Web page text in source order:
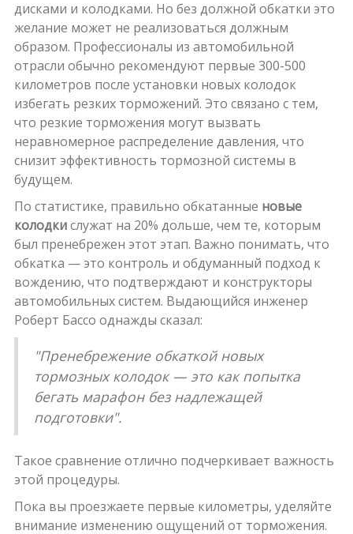
дисками и колодками. Но без должной обкатки это
желание может не реализоваться должным
образом. Профессионалы из автомобильной
отрасли обычно рекомендуют первые 300-500
километров после установки новых колодок
избегать резких торможений. Это связано с тем,
что резкие торможения могут вызвать
неравномерное распределение давления, что
снизит эффективность тормозной системы в
будущем.
По статистике, правильно обкатанные новые
колодкислужат на 20% дольше, чем те, которым
был пренебрежен этот этап. Важно понимать, что
обкатка — это контроль и обдуманный подход к
вождению, что подтверждают и конструкторы
автомобильных систем. Выдающийся инженер
Роберт Бассо однажды сказал:
"Пренебрежение обкаткой новых
тормозных колодок — это как попытка
бегать марафон без надлежащей
подготовки".
Такое сравнение отлично подчеркивает важность
этой процедуры.
Пока вы проезжаете первые километры, уделяйте
внимание изменению ощущений от торможения.